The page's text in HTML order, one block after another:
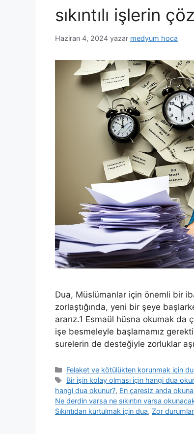
sıkıntılı işlerin
Haziran 4, 2024 yazar medyum hoca
Dua, Müslümanlar için önemli bir
zorlaştığında, yeni bir şeye
ararız.1 Esmaül hüsna okumak da
işe besmeleyle başlamamız
surelerin de desteğiyle zorluklar
Felaket ve kötülükten korunmak için
Bir işin kolay olması için hangi dua
hangi dua okunur?, En çaresiz anda
Ne derdin varsa ne sıkıntın varsa
Sıkıntıdan kurtulmak için dua, Zor